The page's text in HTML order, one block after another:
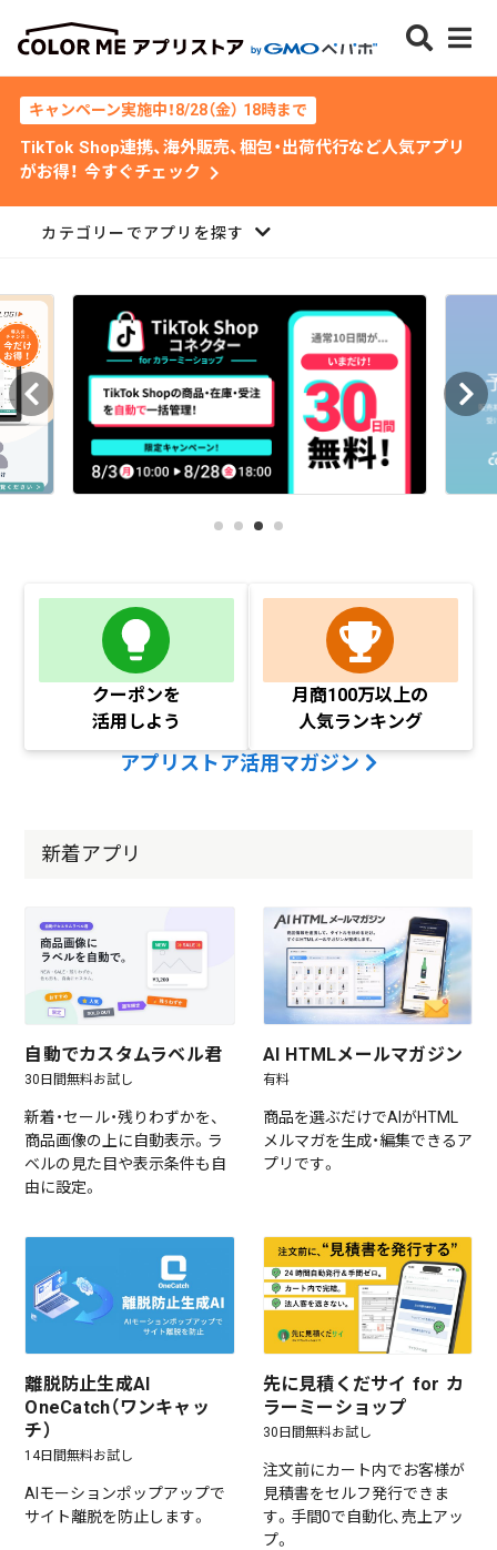
キャンペーン実施中！8/28（金） 18時まで
TikTok Shop連携、海外販売、梱包・出荷代行など人気アプリ
がお得！ 今すぐチェック chevron_right
カテゴリーでアプリを探す
クーポンを
活用しよう
月商100万以上の
人気ランキング
アプリストア活用マガジン
新着アプリ
自動でカスタムラベル君
30日間無料お試し
新着・セール・残りわずかを、
商品画像の上に自動表示。ラ
ベルの見た目や表示条件も自
由に設定。
AI HTMLメールマガジン
有料
商品を選ぶだけでAIがHTML
メルマガを生成・編集できるア
プリです。
離脱防止生成AI
OneCatch（ワンキャッ
チ）
14日間無料お試し
AIモーションポップアップで
サイト離脱を防止します。
先に見積くだサイ for カ
ラーミーショップ
30日間無料お試し
注文前にカート内でお客様が
見積書をセルフ発行できま
す。手間0で自動化、売上アッ
プ。